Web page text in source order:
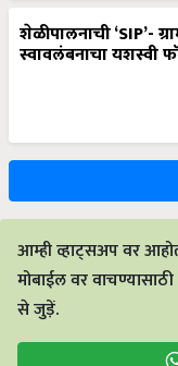
शेळीपालनाची ‘SIP’-
स्वावलंबनाचा यशस्वी
आम्ही व्हाट्सअप वर
मोबाईल वर
से जुड़ें.